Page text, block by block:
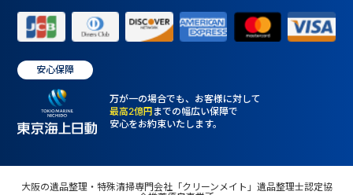
安心保障
万が一の場合でも、お客様に対して
最高2億円 までの幅広い保障で
安心をお約束いたします。
大阪の遺品整理・特殊清掃専門会社「クリーンメイト」遺品整理士認定協